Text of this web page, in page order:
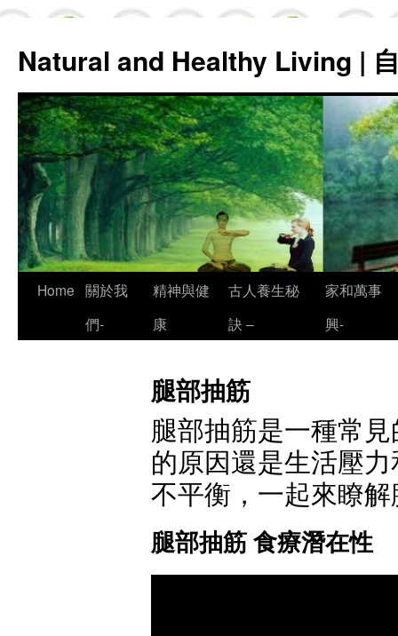
Natural and Healthy Living |
Skip
Home 關於我
們-
精神與健
康
古人養生秘
訣 –
家和萬事
興-
腿部抽筋
腿部抽筋是一種常
的原因還是生活壓
不平衡，一起來瞭
腿部抽筋 食療潛在性